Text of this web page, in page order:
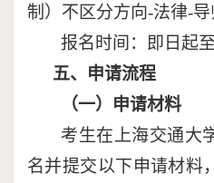
制）不区分方向-法律-导
报名时间：即日起至
五、 申请流程
（一）申请材料
考生在上海交通大
名并提交以下申请材料